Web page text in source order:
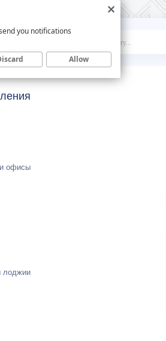
Idei
офисы
лоджии
you notifications
Allow